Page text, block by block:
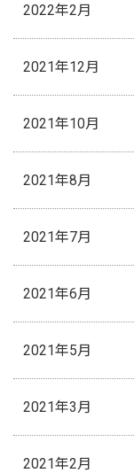
2022年2月
2021年12月
2021年10月
2021年8月
2021年7月
2021年6月
2021年5月
2021年3月
2021年2月